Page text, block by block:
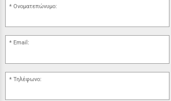
Ονοματεπώνυμο:
Email:
Τηλέφωνο: